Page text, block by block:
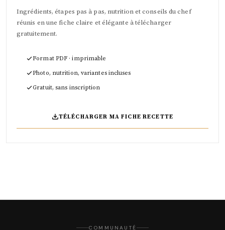
Ingrédients, étapes pas à pas, nutrition et conseils du chef
réunis en une fiche claire et élégante à télécharger
gratuitement.
Format PDF · imprimable
Photo, nutrition, variantes incluses
Gratuit, sans inscription
TÉLÉCHARGER MA FICHE RECETTE
COMMUNAUTÉ